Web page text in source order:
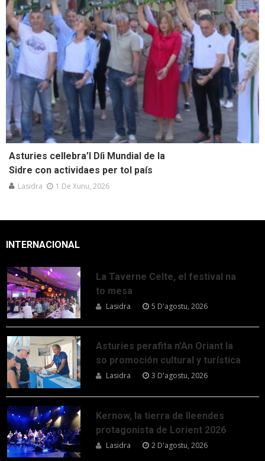
Asturies cellebra’l Díi Mundial de la
Sidre con actividaes per tol país
Lasidra 1 De Xunu, 2026
INTERNACIONAL
La Taverne Celte, el festival na
to mesa
Lasidra 5 D'agostu, 2026
Asturies perafita n’An Oriant la
so promoción cultural y turística
Lasidra 3 D'agostu, 2026
Kernow, la tierra de lleendes
protagonista de Lorient 2026
Lasidra 2 D'agostu, 2026